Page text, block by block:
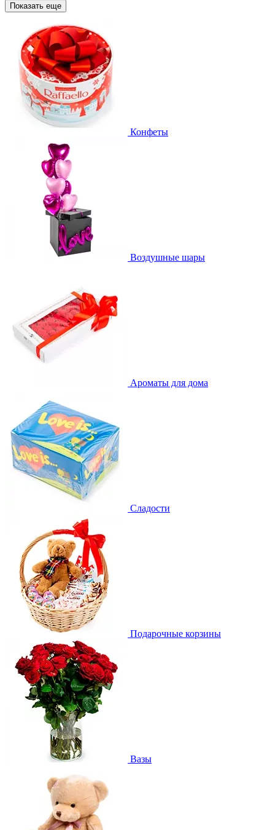
Показать еще
Конфеты
Воздушные шары
Ароматы для дома
Сладости
Подарочные корзины
Вазы